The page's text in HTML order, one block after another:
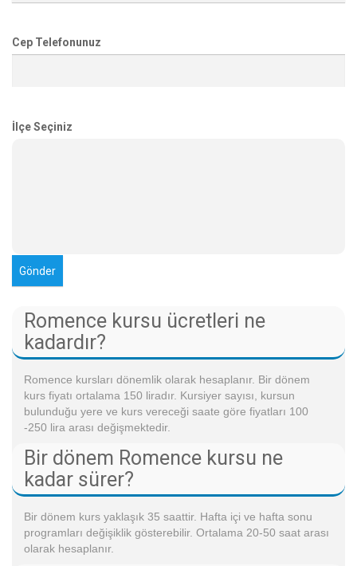
Cep Telefonunuz
İlçe Seçiniz
Romence kursu ücretleri ne
kadardır?
Romence kursları dönemlik olarak hesaplanır. Bir dönem
kurs fiyatı ortalama 150 liradır. Kursiyer sayısı, kursun
bulunduğu yere ve kurs vereceği saate göre fiyatları 100
-250 lira arası değişmektedir.
Bir dönem Romence kursu ne
kadar sürer?
Bir dönem kurs yaklaşık 35 saattir. Hafta içi ve hafta sonu
programları değişiklik gösterebilir. Ortalama 20-50 saat arası
olarak hesaplanır.